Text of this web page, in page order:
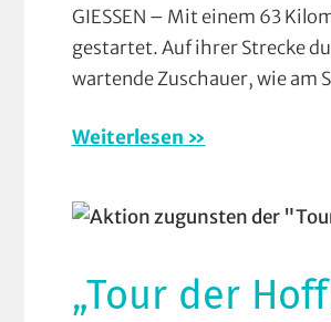
GIESSEN – Mit einem 63
gestartet. Auf ihrer Strecke
wartende Zuschauer, wie
Weiterlesen
„Tour der